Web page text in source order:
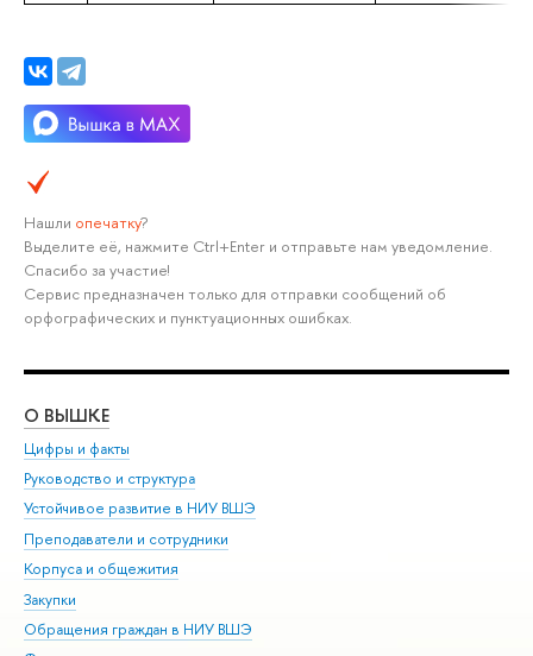
Нашли опечатку?
Выделите её, нажмите Ctrl+Enter и отправьте нам уведомление.
Спасибо за участие!
Сервис предназначен только для отправки сообщений об
орфографических и пунктуационных ошибках.
О ВЫШКЕ
Цифры и факты
Руководство и структура
Устойчивое развитие в НИУ ВШЭ
Преподаватели и сотрудники
Корпуса и общежития
Закупки
Обращения граждан в НИУ ВШЭ